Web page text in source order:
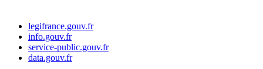
legifrance.gouv.fr
info.gouv.fr
service-public.gouv.fr
data.gouv.fr